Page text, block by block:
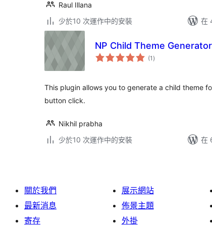
Raul Illana
少於10 次運作中的安裝
在
NP Child Theme Generator
(1 總
評)
This plugin allows you to generate a child theme
button click.
Nikhil prabha
少於10 次運作中的安裝
在
關於我們
最新消息
寄存
展示網站
佈景主題
外掛